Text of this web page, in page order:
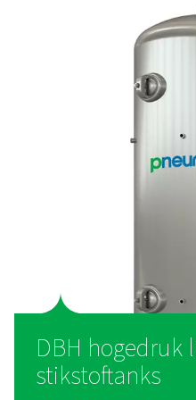
verschillende operationele
GECERTIFICEERDE
Gebouwd volgens PED
DBH-tanks voldoen aan
constructie garandeert
veeleisende omgevingen